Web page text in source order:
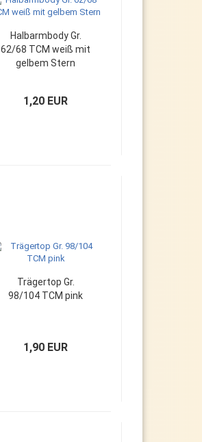
Halbarmbody Gr.
62/68 TCM weiß mit
gelbem Stern
1,20 EUR
Trägertop Gr.
98/104 TCM pink
1,90 EUR